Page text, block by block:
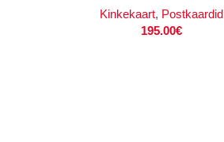
Kinkekaart, Postkaardid
195.00€